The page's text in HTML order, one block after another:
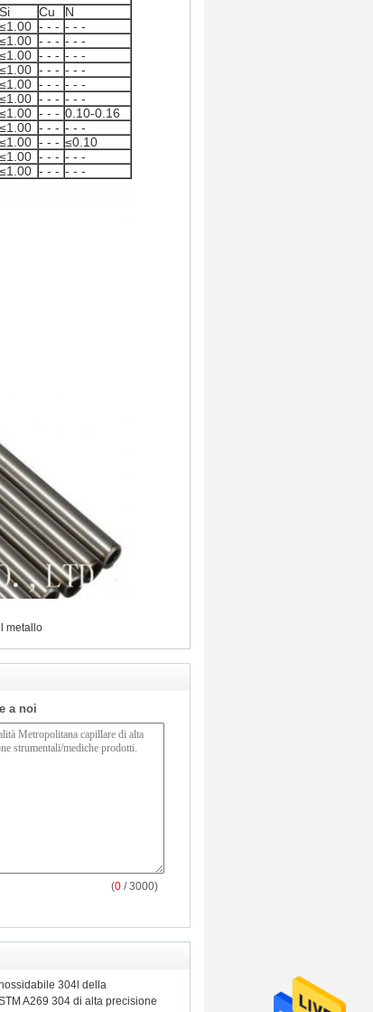
Si Cu
N
≤1.00 - - - - - -
≤1.00 - - - - - -
≤1.00 - - - - - -
≤1.00 - - - - - -
≤1.00 - - - - - -
≤1.00 - - - - - -
≤1.00 - - - 0.10-0.16
≤1.00 - - - - - -
≤1.00 - - - ≤0.10
≤1.00 - - - - - -
≤1.00 - - - - - -
metallo
a noi
(0 / 3000)
304l della
A269 304 di alta precisione